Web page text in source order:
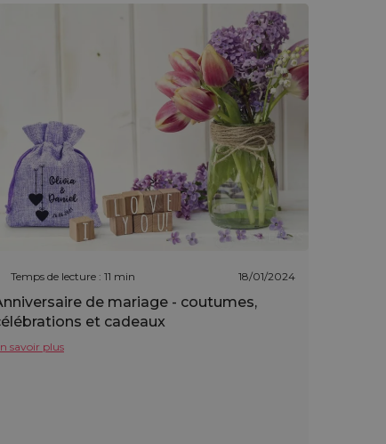
Temps de lecture : 11 min 18/01/2024
de mariage - coutumes,
et cadeaux
savoir plus